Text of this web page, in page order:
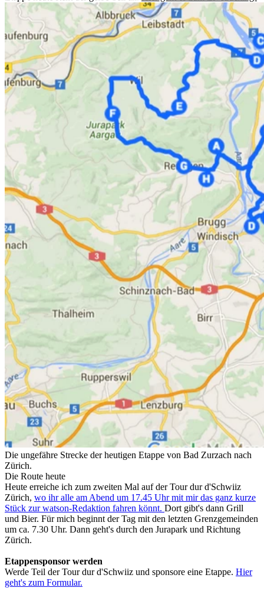
Die ungefähre Strecke der heutigen Etappe von Bad Zurzach nach
Zürich.
Die Route heute
Heute erreiche ich zum zweiten Mal auf der Tour dur d'Schwiiz
Zürich, wo ihr alle am Abend um 17.45 Uhr mit mir das ganz kurze
Stück zur watson-Redaktion fahren könnt. Dort gibt's dann Grill
und Bier. Für mich beginnt der Tag mit den letzten Grenzgemeinden
um ca. 7.30 Uhr. Dann geht's durch den Jurapark und Richtung
Zürich.
Etappensponsor werden
Werde Teil der Tour dur d'Schwiiz und sponsore eine Etappe. Hier
geht's zum Formular.